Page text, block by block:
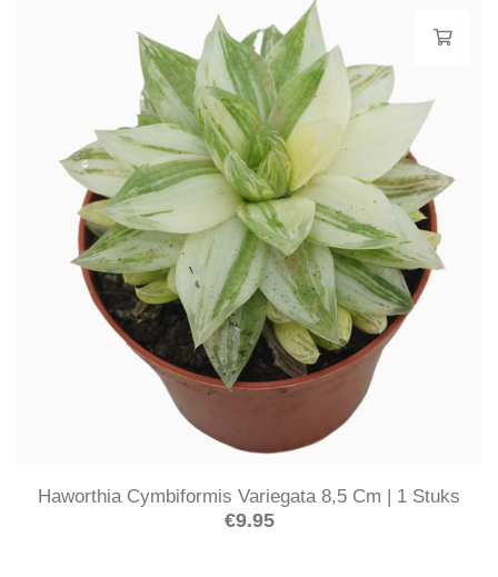
Haworthia Cymbiformis Variegata 8,5 Cm | 1 Stuks
€9.95